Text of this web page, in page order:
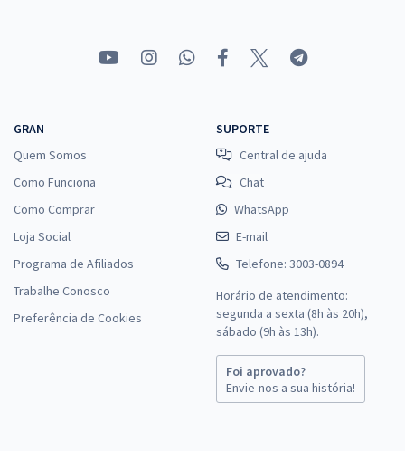
GRAN
Quem Somos
Como Funciona
Como Comprar
Loja Social
Programa de Afiliados
Trabalhe Conosco
Preferência de Cookies
SUPORTE
Central de ajuda
Chat
WhatsApp
E-mail
Telefone: 3003-0894
Horário de atendimento:
segunda a sexta (8h às 20h),
sábado (9h às 13h).
Foi aprovado?
Envie-nos a sua história!